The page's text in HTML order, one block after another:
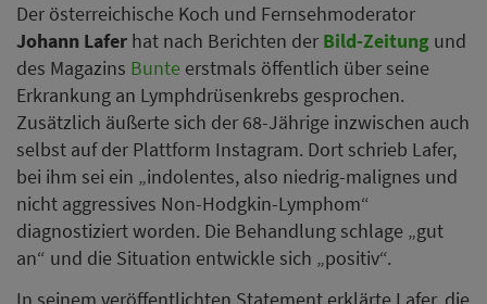
Der österreichische Koch und Fernsehmoderator
Johann Lafer hat nach Berichten der Bild-Zeitung und
des Magazins Bunte erstmals öffentlich über seine
Erkrankung an Lymphdrüsenkrebs gesprochen.
Zusätzlich äußerte sich der 68-Jährige inzwischen auch
selbst auf der Plattform Instagram. Dort schrieb Lafer,
bei ihm sei ein „indolentes, also niedrig-malignes und
nicht aggressives Non-Hodgkin-Lymphom“
diagnostiziert worden. Die Behandlung schlage „gut
an“ und die Situation entwickle sich „positiv“.
In seinem veröffentlichten Statement erklärte Lafer, die